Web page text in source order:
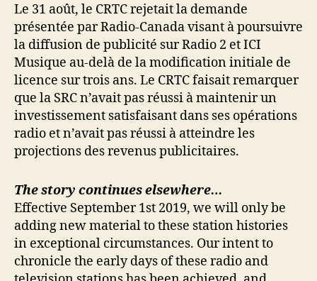
Le 31 août, le CRTC rejetait la demande
présentée par Radio-Canada visant à poursuivre
la diffusion de publicité sur Radio 2 et ICI
Musique au-delà de la modification initiale de
licence sur trois ans. Le CRTC faisait remarquer
que la SRC n’avait pas réussi à maintenir un
investissement satisfaisant dans ses opérations
radio et n’avait pas réussi à atteindre les
projections des revenus publicitaires.
The story continues elsewhere…
Effective September 1st 2019, we will only be
adding new material to these station histories
in exceptional circumstances. Our intent to
chronicle the early days of these radio and